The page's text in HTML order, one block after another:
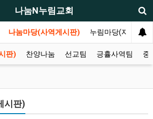
나눔N누림교회
나눔마당(사역게시판) 누림마당(자유게시
판) 찬양나눔 선교팀 긍휼사역팀 중
시판)